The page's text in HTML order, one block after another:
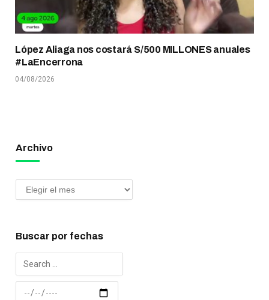
López Aliaga nos costará S/500 MILLONES anuales
#LaEncerrona
04/08/2026
Archivo
Buscar por fechas